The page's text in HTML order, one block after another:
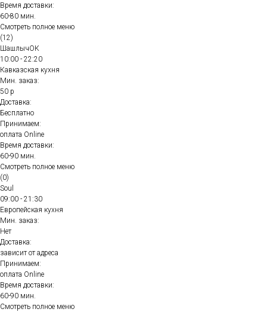
Время доставки:
60-80 мин.
Смотреть полное меню
(12)
ШашлычОК
10:00 - 22:20
Кавказская кухня
Мин. заказ:
50 р
Доставка:
Бесплатно
Принимаем:
оплата Online
Время доставки:
60-90 мин.
Смотреть полное меню
(0)
Soul
09:00 - 21:30
Европейская кухня
Мин. заказ:
Нет
Доставка:
зависит от адреса
Принимаем:
оплата Online
Время доставки:
60-90 мин.
Смотреть полное меню